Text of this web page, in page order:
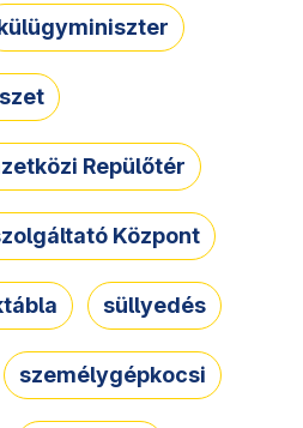
Repülőtér
Központ
süllyedés
személygépkocsi